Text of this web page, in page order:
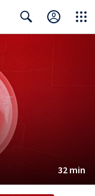
32 min